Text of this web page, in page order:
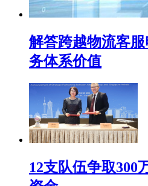
解答跨越物流客
务体系价值
12支队伍争取300